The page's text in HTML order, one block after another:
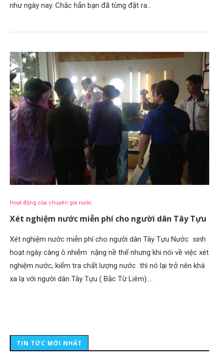
như ngày nay. Chắc hẳn bạn đã từng đặt ra…
Hoạt động của chuyên gia nước
Xét nghiệm nước miễn phí cho người dân Tây Tựu
Xét nghiệm nước miễn phí cho người dân Tây Tựu Nước sinh
hoạt ngày càng ô nhiễm nặng nề thế nhưng khi nói về việc xét
nghiệm nước, kiểm tra chất lượng nước thì nó lại trở nên khá
xa lạ với người dân Tây Tựu ( Bắc Từ Liêm).…
TIN TỨC MỚI NHẤT